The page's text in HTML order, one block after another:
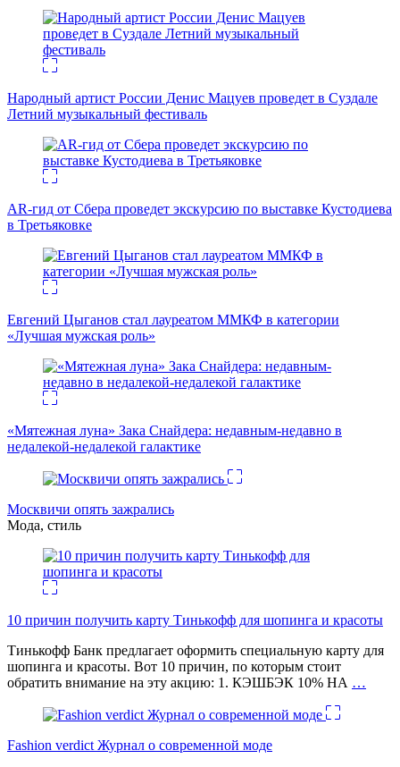
Народный артист России Денис Мацуев проведет в Суздале
Летний музыкальный фестиваль
AR-гид от Сбера проведет экскурсию по выставке Кустодиева
в Третьяковке
Евгений Цыганов стал лауреатом ММКФ в категории
«Лучшая мужская роль»
«Мятежная луна» Зака Снайдера: недавным-недавно в
недалекой-недалекой галактике
Москвичи опять зажрались
Мода, стиль
10 причин получить карту Тинькофф для шопинга и красоты
Тинькофф Банк предлагает оформить специальную карту для
шопинга и красоты. Вот 10 причин, по которым стоит
обратить внимание на эту акцию: 1. КЭШБЭК 10% НА …
Fashion verdict Журнал о современной моде